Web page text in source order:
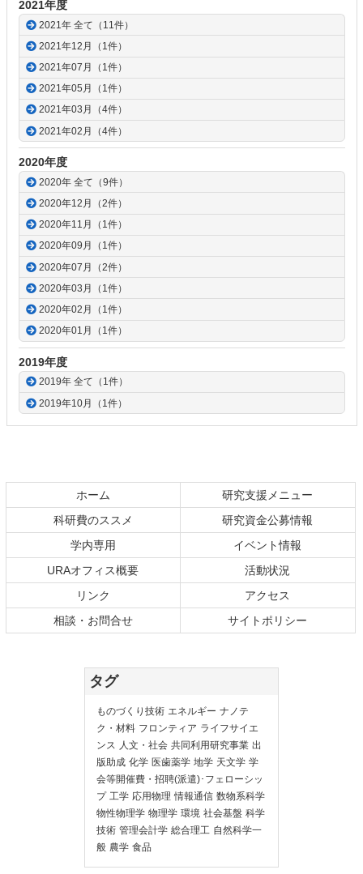
2021年度
2021年 全て（11件）
2021年12月（1件）
2021年07月（1件）
2021年05月（1件）
2021年03月（4件）
2021年02月（4件）
2020年度
2020年 全て（9件）
2020年12月（2件）
2020年11月（1件）
2020年09月（1件）
2020年07月（2件）
2020年03月（1件）
2020年02月（1件）
2020年01月（1件）
2019年度
2019年 全て（1件）
2019年10月（1件）
ホーム
研究支援メニュー
科研費のススメ
研究資金公募情報
学内専用
イベント情報
URAオフィス概要
活動状況
リンク
アクセス
相談・お問合せ
サイトポリシー
タグ
ものづくり技術 エネルギー ナノテ
ク・材料 フロンティア ライフサイエ
ンス 人文・社会 共同利用研究事業 出
版助成 化学 医歯薬学 地学 天文学 学
会等開催費・招聘(派遣)･フェローシッ
プ 工学 応用物理 情報通信 数物系科学
物性物理学 物理学 環境 社会基盤 科学
技術 管理会計学 総合理工 自然科学一
般 農学 食品